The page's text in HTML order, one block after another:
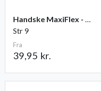
Handske MaxiFlex - Ultimate
Str 9
Fra
39,95 kr.